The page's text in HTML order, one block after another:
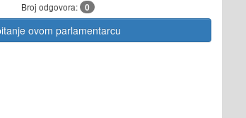
Broj odgovora: 0
ovom parlamentarcu